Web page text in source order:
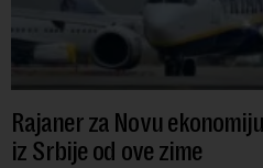
Rajaner za Novu
iz Srbije od ove zime